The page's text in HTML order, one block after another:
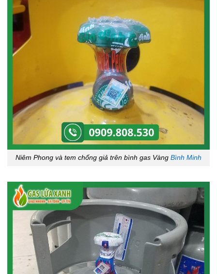
Niêm Phong và tem chống giả trên bình gas Vàng Bình Minh